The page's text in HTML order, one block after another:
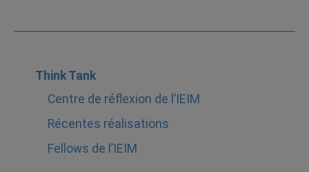
Think Tank
Centre de réflexion de l’IEIM
Récentes réalisations
Fellows de l’IEIM